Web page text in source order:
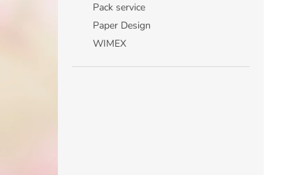
Pack service
Paper Design
WIMEX